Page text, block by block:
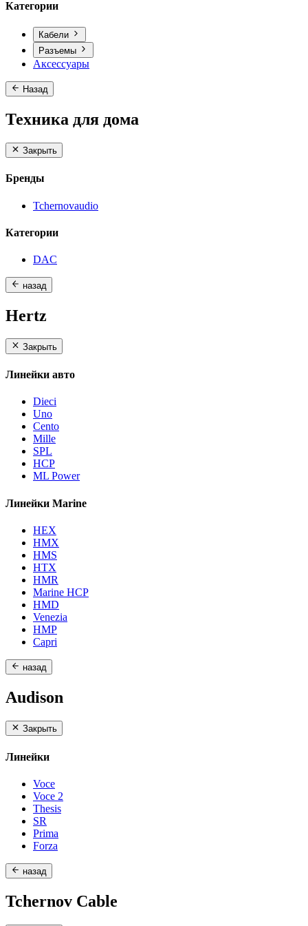
Категории
Кабели
Разъемы
Аксессуары
Назад
Техника для дома
Закрыть
Бренды
Tchernovaudio
Категории
DAC
назад
Hertz
Закрыть
Линейки авто
Dieci
Uno
Cento
Mille
SPL
HCP
ML Power
Линейки Marine
HEX
HMX
HMS
HTX
HMR
Marine HCP
HMD
Venezia
HMP
Capri
назад
Audison
Закрыть
Линейки
Voce
Voce 2
Thesis
SR
Prima
Forza
назад
Tchernov Cable